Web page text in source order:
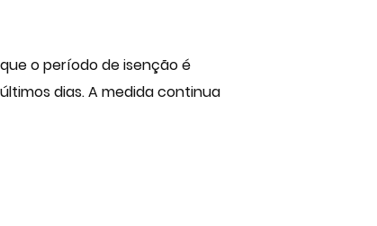
o período de isenção é
dias. A medida continua